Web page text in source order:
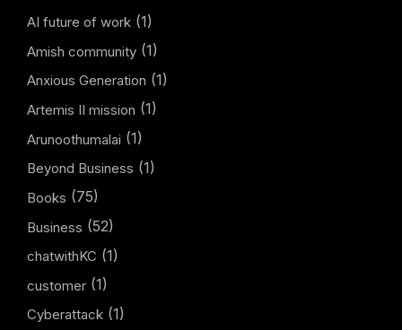
AI future of work (1)
Amish community (1)
Anxious Generation (1)
Artemis II mission (1)
Arunoothumalai (1)
Beyond Business (1)
Books (75)
Business (52)
chatwithKC (1)
customer (1)
Cyberattack (1)